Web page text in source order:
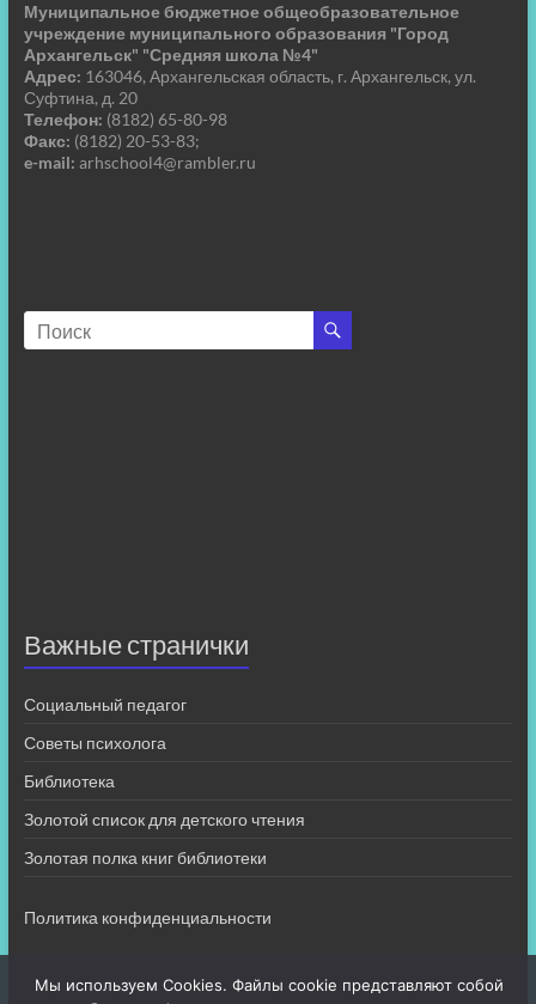
Муниципальное бюджетное общеобразовательное
учреждение муниципального образования "Город
Архангельск" "Средняя школа №4"
Адрес: 163046, Архангельская область, г. Архангельск, ул.
Суфтина, д. 20
Телефон: (8182) 65-80-98
Факс: (8182) 20-53-83;
e-mail: arhschool4@rambler.ru
Важные странички
Социальный педагог
Советы психолога
Библиотека
Золотой список для детского чтения
Золотая полка книг библиотеки
Политика конфиденциальности
Мы используем Cookies. Файлы cookie представляют собой